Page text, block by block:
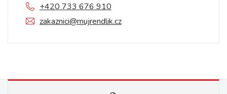
+420 733 676 910
zakaznici@mujrendlik.cz